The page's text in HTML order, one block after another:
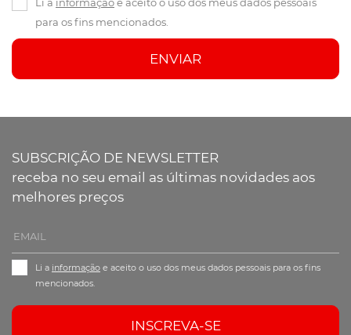
Li a informaçãoe aceito o uso dos meus dados pessoais
para os fins mencionados.
ENVIAR
SUBSCRIÇÃO DE NEWSLETTER
receba no seu email as últimas novidades aos
melhores preços
Li a informação e aceito o uso dos meus dados pessoais para os fins
mencionados.
INSCREVA-SE